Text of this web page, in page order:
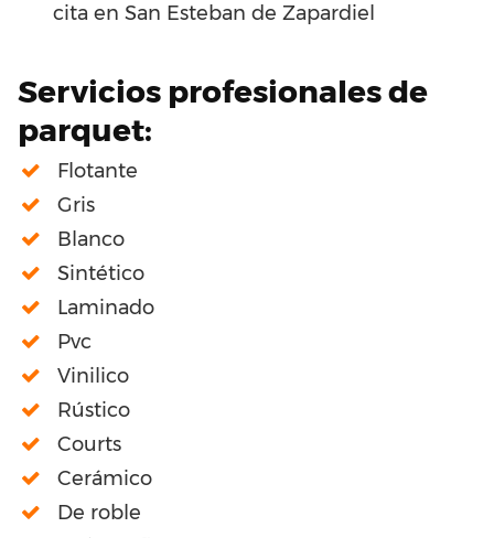
cita en San Esteban de Zapardiel
Servicios profesionales de
parquet:
Flotante
Gris
Blanco
Sintético
Laminado
Pvc
Vinilico
Rústico
Courts
Cerámico
De roble